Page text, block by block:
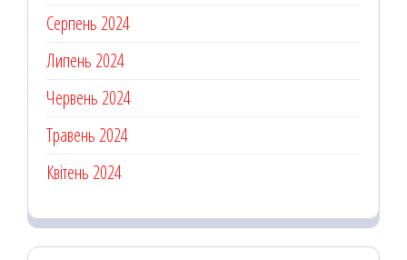
Серпень 2024
Липень 2024
Червень 2024
Травень 2024
Квітень 2024